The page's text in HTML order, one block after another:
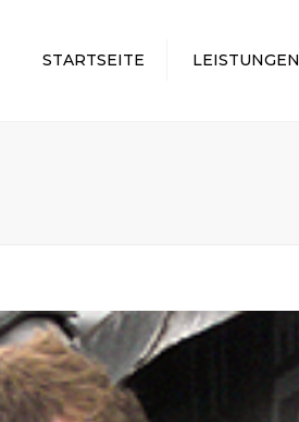
STARTSEITE LEISTUNGEN